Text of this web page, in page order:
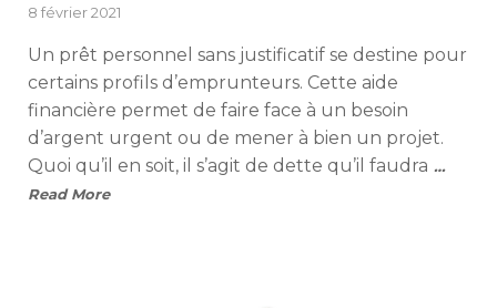
Posted
8 février 2021
Un prêt personnel sans justificatif se destine pour
certains profils d’emprunteurs. Cette aide
financière permet de faire face à un besoin
d’argent urgent ou de mener à bien un projet.
Quoi qu’il en soit, il s’agit de dette qu’il faudra …
Read More